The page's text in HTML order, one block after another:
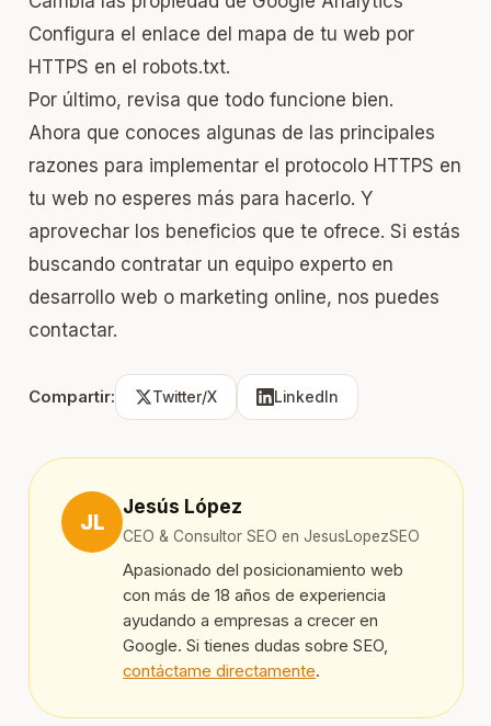
Configura el enlace del mapa de tu web por
HTTPS en el robots.txt.
Por último, revisa que todo funcione bien.
Ahora que conoces algunas de las principales
razones para implementar el protocolo HTTPS en
tu web no esperes más para hacerlo. Y
aprovechar los beneficios que te ofrece. Si estás
buscando contratar un equipo experto en
desarrollo web o marketing online, nos puedes
contactar.
Compartir: Twitter/X LinkedIn
JL
Jesús López
CEO & Consultor SEO en JesusLopezSEO
Apasionado del posicionamiento web
con más de 18 años de experiencia
ayudando a empresas a crecer en
Google. Si tienes dudas sobre SEO,
contáctame directamente.